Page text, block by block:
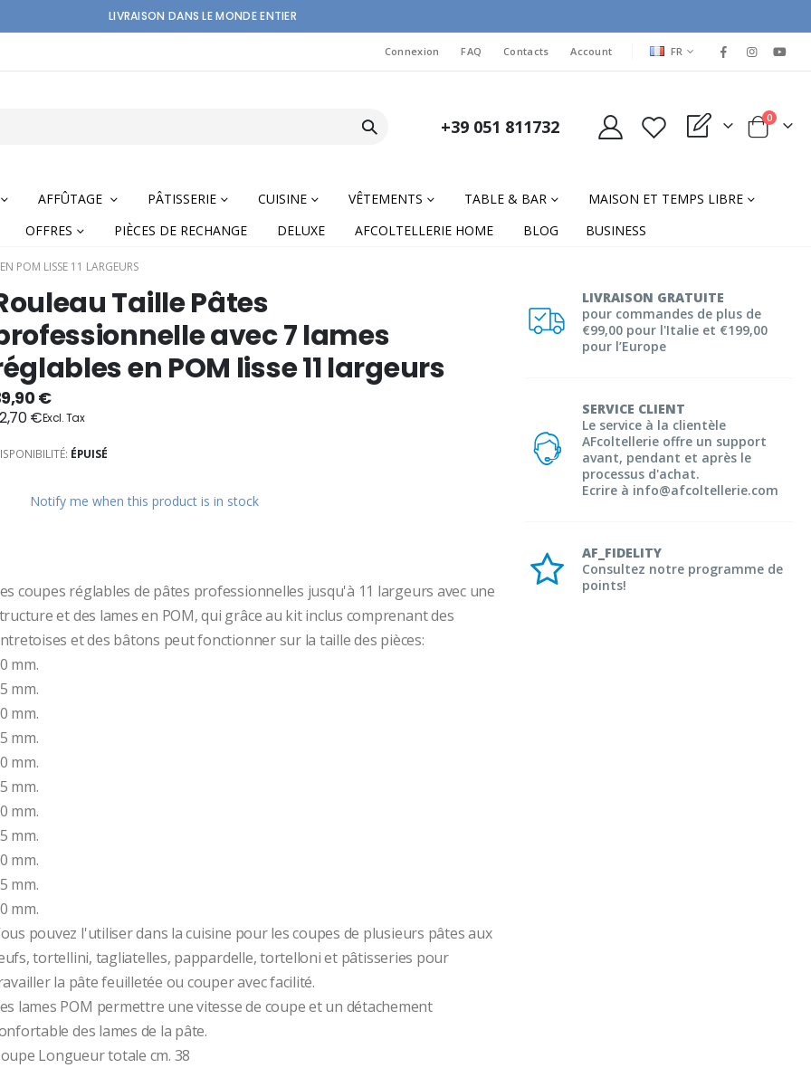
LIVRAISON DANS LE MONDE ENTIER
Connexion FAQ Contacts Account LANGUAGE
FR
+39 051 811732 My Quote Cart
0items
AFFÛTAGE PÂTISSERIE CUISINE VÊTEMENTS TABLE & BAR
MAISON ET TEMPS LIBRE
OFFRES PIÈCES DE RECHANGE DELUXE AFCOLTELLERIE HOME BLOG BUSINESS
POM LISSE 11 LARGEURS
LIVRAISON GRATUITE
pour commandes de plus de
€99,00 pour l'Italie et €199,00
pour l’Europe
SERVICE CLIENT
Le service à la clientèle
AFcoltellerie offre un support
avant, pendant et après le
processus d'achat.
Ecrire à info@afcoltellerie.com
AF_FIDELITY
Consultez notre programme de
points!
Taille Pâtes
avec 7 lames
en POM lisse 11 largeurs
€
€
ÉPUISÉ
Notify me when this product is in stock
coupes réglables de pâtes professionnelles jusqu'à 11 largeurs avec une
et des lames en POM, qui grâce au kit inclus comprenant des
et des bâtons peut fonctionner sur la taille des pièces:
mm.
mm.
mm.
mm.
mm.
mm.
mm.
mm.
mm.
mm.
mm.
pouvez l'utiliser dans la cuisine pour les coupes de plusieurs pâtes aux
tortellini, tagliatelles, pappardelle, tortelloni et pâtisseries pour
la pâte feuilletée ou couper avec facilité.
lames POM permettre une vitesse de coupe et un détachement
des lames de la pâte.
Longueur totale cm. 38